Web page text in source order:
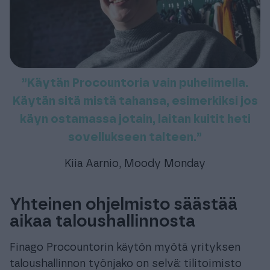
”Käytän Procountoria vain puhelimella.
Käytän sitä mistä tahansa, esimerkiksi jos
käyn ostamassa jotain, laitan kuitit heti
sovellukseen talteen.”
Kiia Aarnio, Moody Monday
Yhteinen ohjelmisto säästää
aikaa taloushallinnosta
Finago Procountorin käytön myötä yrityksen
taloushallinnon työnjako on selvä: tilitoimisto